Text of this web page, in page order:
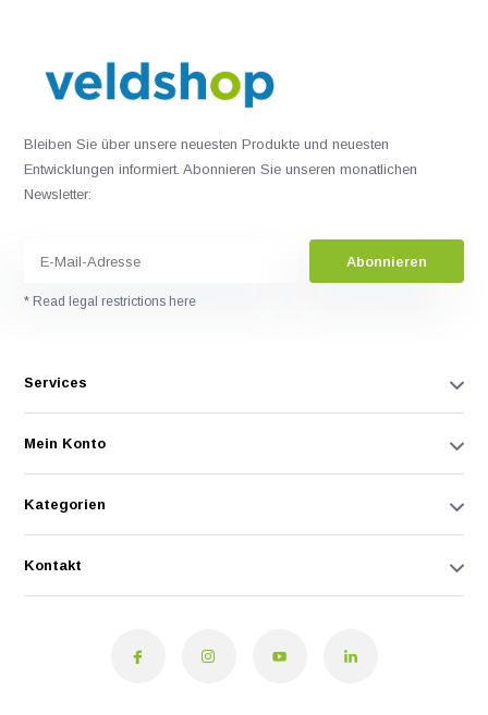
Bleiben Sie über unsere neuesten Produkte und neuesten
Entwicklungen informiert. Abonnieren Sie unseren monatlichen
Newsletter:
Abonnieren
* Read legal restrictions here
Services
Mein Konto
Kategorien
Kontakt